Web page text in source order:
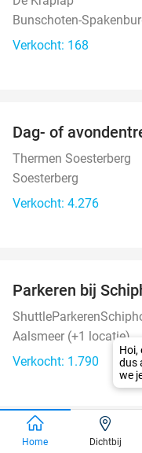
Bunschoten-
Verkocht: 168
Dag- of
Thermen Soesterberg
Soesterberg
Verkocht: 4.276
Parkeren bij
Aalsmeer (+1 locatie)
Verkocht: 1.790
Kibbeling of
Home Dichtbij